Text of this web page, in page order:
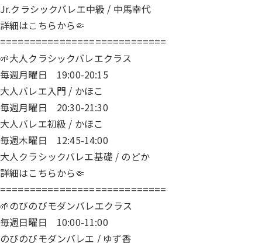
Jr.クラシックバレエ中級 / 中馬幸代
詳細はこちらから🤏
============================
🌱大人クラシックバレエクラス
毎週月曜日 19:00-20:15
大人バレエ入門 / かほこ
毎週月曜日 20:30-21:30
大人バレエ初級 / かほこ
毎週木曜日 12:45-14:00
大人クラシックバレエ基礎 / のどか
詳細はこちらから🤏
============================
🌱のびのびモダンバレエクラス
毎週日曜日 10:00-11:00
のびのびモダンバレエ / ゆず香